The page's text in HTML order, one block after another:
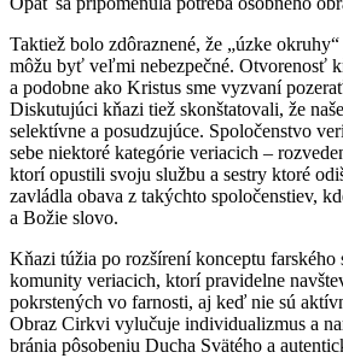
Taktiež bolo zdôraznené, že „úzke
môžu byť veľmi nebezpečné. Otvorenosť
a podobne ako Kristus sme vyzvaní
Diskutujúci kňazi tiež skonštatovali, že
selektívne a posudzujúce. Spoločenstvo
sebe niektoré kategórie veriacich –
ktorí opustili svoju službu a sestry ktoré
zavládla obava z takýchto spoločenstiev,
a Božie slovo.
Kňazi túžia po rozšírení konceptu farského
komunity veriacich, ktorí pravidelne
pokrstených vo farnosti, aj keď nie sú
Obraz Cirkvi vylučuje individualizmus a
bránia pôsobeniu Ducha Svätého a